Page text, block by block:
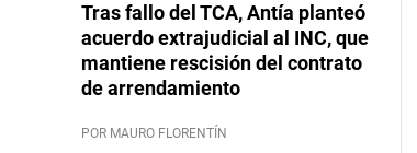
Tras fallo del TCA, Antía planteó
acuerdo extrajudicial al INC, que
mantiene rescisión del contrato
de arrendamiento
POR MAURO FLORENTÍN